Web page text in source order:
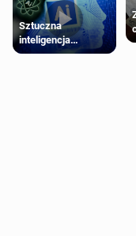
Sztuczna
inteligencja
próbowała oszukać